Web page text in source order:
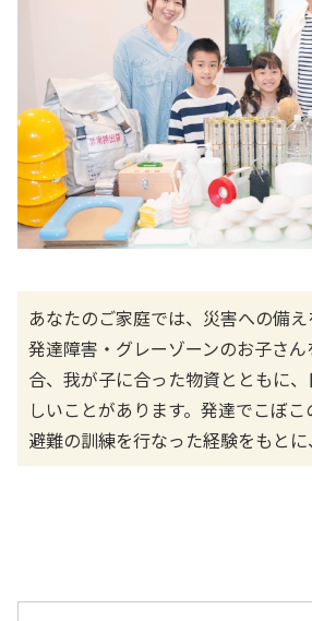
あなたのご家庭では、災害への備
発達障害・グレーゾーンのお子さ
合、我が子に合った物資とともに
しいことがあります。発達でこぼ
避難の訓練を行なった経験をもとに